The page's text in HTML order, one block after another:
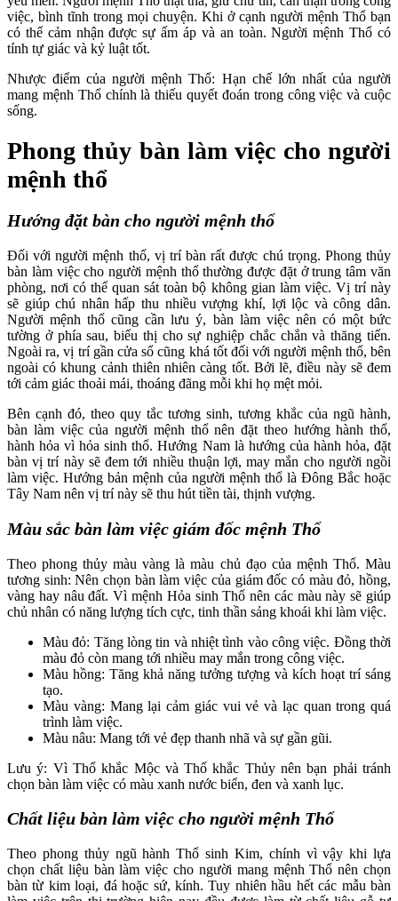
việc, bình tĩnh trong mọi chuyện. Khi ở cạnh người mệnh Thổ bạn
có thể cảm nhận được sự ấm áp và an toàn. Người mệnh Thổ có
tính tự giác và kỷ luật tốt.
Nhược điểm của người mệnh Thổ: Hạn chế lớn nhất của người
mang mệnh Thổ chính là thiếu quyết đoán trong công việc và cuộc
sống.
Phong thủy bàn làm việc cho người
mệnh thổ
Hướng đặt bàn cho người mệnh thổ
Đối với người mệnh thổ, vị trí bàn rất được chú trọng. Phong thủy
bàn làm việc cho người mệnh thổ thường được đặt ở trung tâm văn
phòng, nơi có thể quan sát toàn bộ không gian làm việc. Vị trí này
sẽ giúp chú nhân hấp thu nhiều vượng khí, lợi lộc và công dân.
Người mệnh thổ cũng cần lưu ý, bàn làm việc nên có một bức
tường ở phía sau, biểu thị cho sự nghiệp chắc chắn và thăng tiến.
Ngoài ra, vị trí gần cửa sổ cũng khá tốt đối với người mệnh thổ, bên
ngoài có khung cảnh thiên nhiên càng tốt. Bởi lẽ, điều này sẽ đem
tới cảm giác thoải mái, thoáng đãng mỗi khi họ mệt mỏi.
Bên cạnh đó, theo quy tắc tương sinh, tương khắc của ngũ hành,
bàn làm việc của người mệnh thổ nên đặt theo hướng hành thổ,
hành hỏa vì hỏa sinh thổ. Hướng Nam là hướng của hành hỏa, đặt
bàn vị trí này sẽ đem tới nhiều thuận lợi, may mắn cho người ngồi
làm việc. Hướng bản mệnh của người mệnh thổ là Đông Bắc hoặc
Tây Nam nên vị trí này sẽ thu hút tiền tài, thịnh vượng.
Màu sắc bàn làm việc giám đốc mệnh Thổ
Theo phong thủy màu vàng là màu chủ đạo của mệnh Thổ. Màu
tương sinh: Nên chọn bàn làm việc của giám đốc có màu đỏ, hồng,
vàng hay nâu đất. Vì mệnh Hỏa sinh Thổ nên các màu này sẽ giúp
chủ nhân có năng lượng tích cực, tinh thần sảng khoái khi làm việc.
Màu đỏ: Tăng lòng tin và nhiệt tình vào công việc. Đồng thời
màu đỏ còn mang tới nhiều may mắn trong công việc.
Màu hồng: Tăng khả năng tưởng tượng và kích hoạt trí sáng
tạo.
Màu vàng: Mang lại cảm giác vui vẻ và lạc quan trong quá
trình làm việc.
Màu nâu: Mang tới vẻ đẹp thanh nhã và sự gần gũi.
Lưu ý: Vì Thổ khắc Mộc và Thổ khắc Thủy nên bạn phải tránh
chọn bàn làm việc có màu xanh nước biển, đen và xanh lục.
Chất liệu bàn làm việc cho người mệnh Thổ
Theo phong thủy ngũ hành Thổ sinh Kim, chính vì vậy khi lựa
chọn chất liệu bàn làm việc cho người mang mệnh Thổ nên chọn
bàn từ kim loại, đá hoặc sứ, kính. Tuy nhiên hầu hết các mẫu bàn